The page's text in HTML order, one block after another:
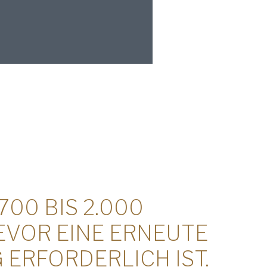
BIS 2.000
EINE ERNEUTE
IST.
Datenschutzrichtlinie
von American
verstanden.